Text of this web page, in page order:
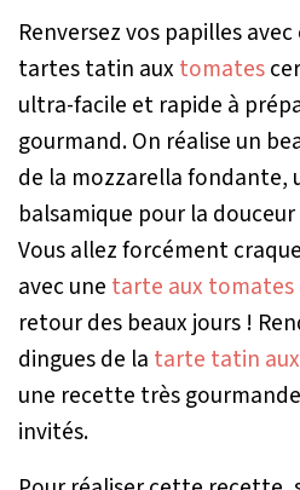
Renversez vos papilles
tartes tatin aux tomates
ultra-facile et rapide à
gourmand. On réalise un
de la mozzarella fondante,
balsamique pour la
Vous allez forcément
avec une tarte aux tomates
retour des beaux jours !
dingues de la tarte tatin
une recette très
invités.